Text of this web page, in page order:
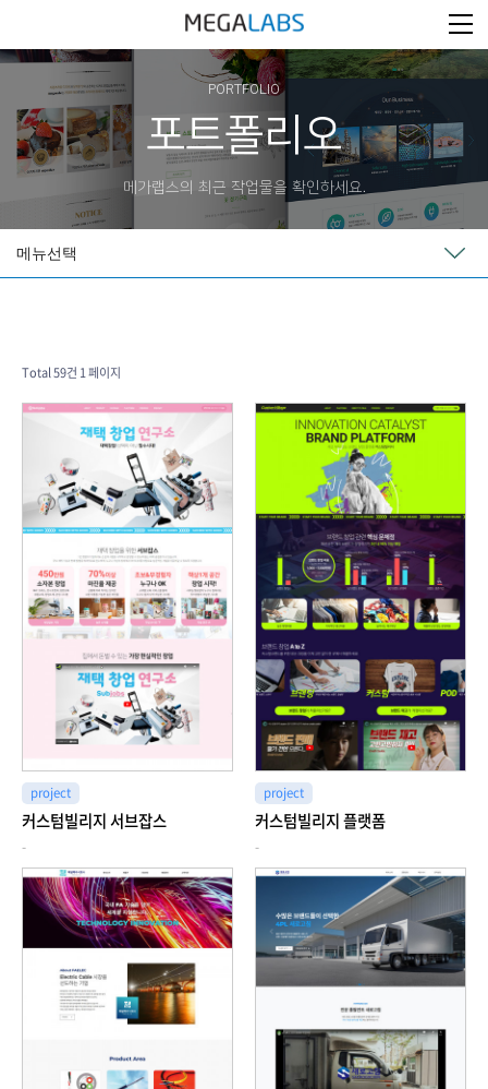
PORTFOLIO
포트폴리오
메가랩스의 최근 작업물을 확인하세요.
메뉴선택
Total 59건 1 페이지
project
커스텀빌리지 서브잡스
-
project
커스텀빌리지 플랫폼
-